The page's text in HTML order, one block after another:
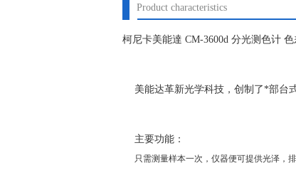
Product characteristics
柯尼卡美能達 CM-3600d 分光测色计 色
美能达革新光学科技，创制了*部台
主要功能：
只需测量样本一次，仪器便可提供光泽，